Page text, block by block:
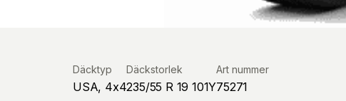
Däcktyp
USA, 4x4
Däckstorlek
235/55 R 19 101Y
Art nummer
75271